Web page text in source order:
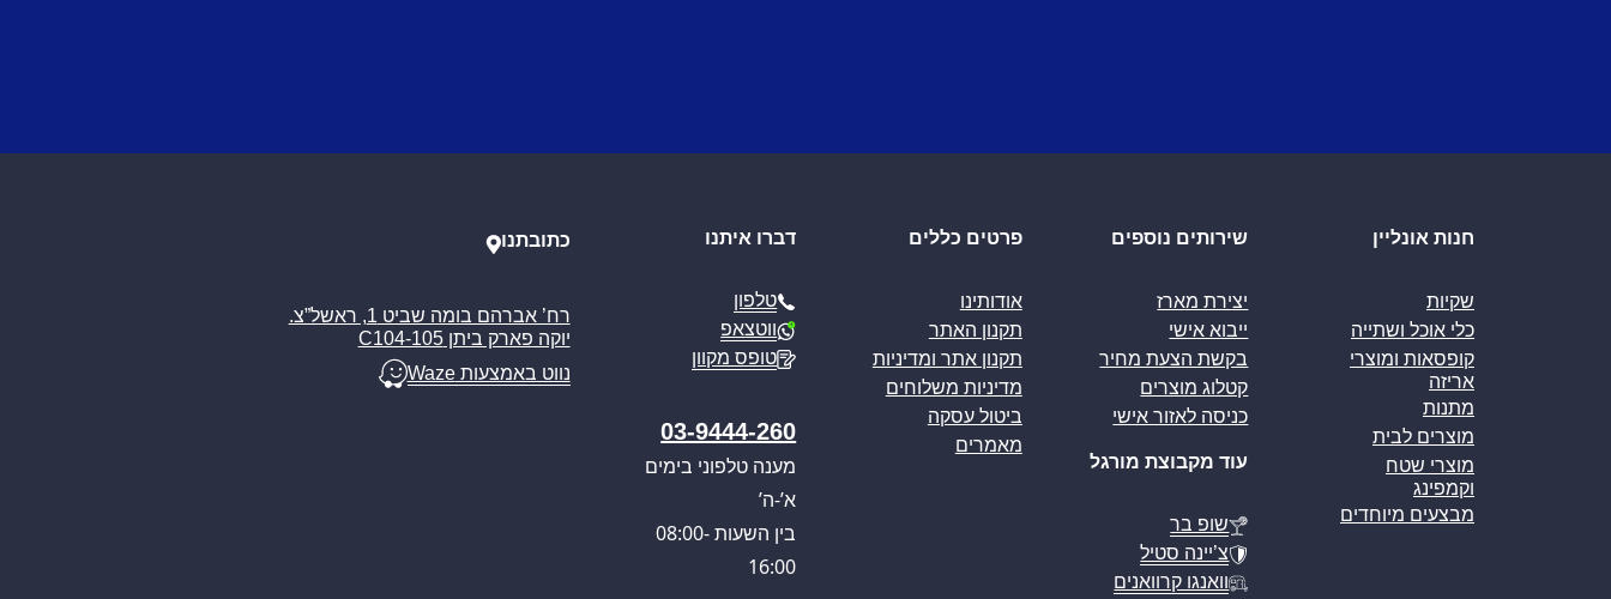
חנות אונליין
שקיות
כלי אוכל ושתייה
קופסאות ומוצרי
אריזה
מתנות
מוצרים לבית
מוצרי שטח
וקמפינג
מבצעים מיוחדים
שירותים נוספים
יצירת מארז
ייבוא אישי
בקשת הצעת מחיר
קטלוג מוצרים
כניסה לאזור אישי
עוד מקבוצת מורגל
שופ בר
צ’יינה סטיל
וואנגו קרוואנים
פרטים כללים
אודותינו
תקנון האתר
תקנון אתר ומדיניות
מדיניות משלוחים
ביטול עסקה
מאמרים
דברו איתנו
טלפון
ווטצאפ
טופס מקוון
03-9444-260
מענה טלפוני בימים
א’-ה’
בין השעות 08:00-
16:00
כתובתנו
רח’ אברהם בומה שביט 1, ראשל”צ.
יוקה פארק ביתן C104-105
נווט באמצעות Waze